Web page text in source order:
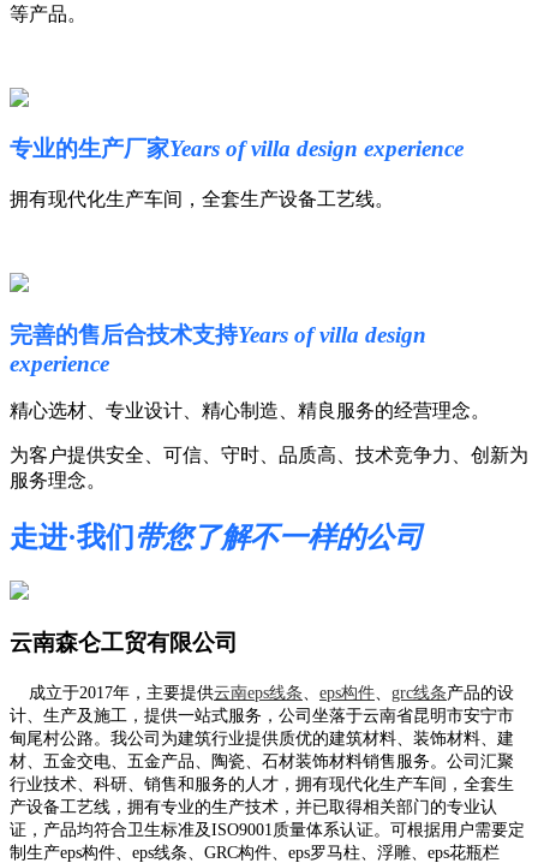
等产品。
专业的生产厂家Years of villa design experience
拥有现代化生产车间，全套生产设备工艺线。
完善的售后合技术支持Years of villa design
experience
精心选材、专业设计、精心制造、精良服务的经营理念。
为客户提供安全、可信、守时、品质高、技术竞争力、创新为
服务理念。
走进·我们 带您了解不一样的公司
云南森仑工贸有限公司
成立于2017年，主要提供云南eps线条 eps构件 grc线条产品的设
计、生产及施工，提供一站式服务，公司坐落于云南省昆明市安宁市
甸尾村公路。我公司为建筑行业提供质优的建筑材料、装饰材料、建
材、五金交电、五金产品、陶瓷、石材装饰材料销售服务。公司汇聚
行业技术、科研、销售和服务的人才，拥有现代化生产车间，全套生
产设备工艺线，拥有专业的生产技术，并已取得相关部门的专业认
证，产品均符合卫生标准及ISO9001质量体系认证。可根据用户需要定
制生产eps构件、eps线条、GRC构件、eps罗马柱、浮雕、eps花瓶栏